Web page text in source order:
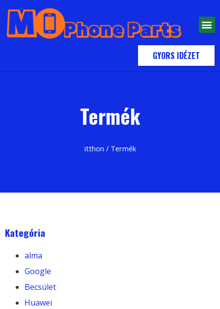
GYORS IDÉZET
Termék
itthon / Termék
Kategória
alma
Google
Becsület
Huawei